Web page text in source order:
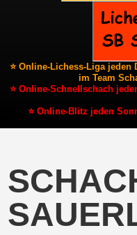
⭐ Online-Lichess-Liga jeden
im Team
⭐ Online-Schnellschach
⭐ Online-Blitz jeden